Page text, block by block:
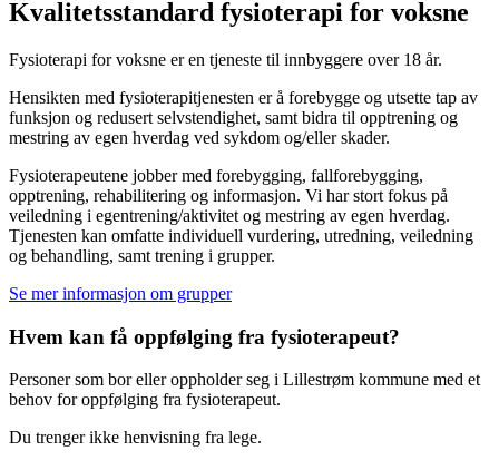
Kvalitetsstandard fysioterapi for voksne
Fysioterapi for voksne er en tjeneste til innbyggere over 18 år.
Hensikten med fysioterapitjenesten er å forebygge og utsette tap av
funksjon og redusert selvstendighet, samt bidra til opptrening og
mestring av egen hverdag ved sykdom og/eller skader.
Fysioterapeutene jobber med forebygging, fallforebygging,
opptrening, rehabilitering og informasjon. Vi har stort fokus på
veiledning i egentrening/aktivitet og mestring av egen hverdag.
Tjenesten kan omfatte individuell vurdering, utredning, veiledning
og behandling, samt trening i grupper.
Se mer informasjon om grupper
Hvem kan få oppfølging fra fysioterapeut?
Personer som bor eller oppholder seg i Lillestrøm kommune med et
behov for oppfølging fra fysioterapeut.
Du trenger ikke henvisning fra lege.